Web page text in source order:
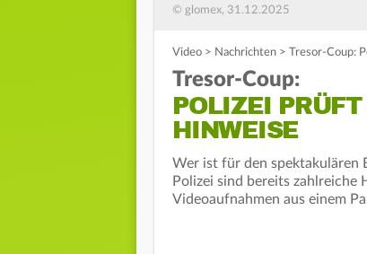
© glomex, 31.12.2025
Video > Nachrichten > Tresor-Coup:
Tresor-Coup:
POLIZEI
HINWEISE
Wer ist für den spektakulären
Polizei sind bereits zahlreiche
Videoaufnahmen aus einem